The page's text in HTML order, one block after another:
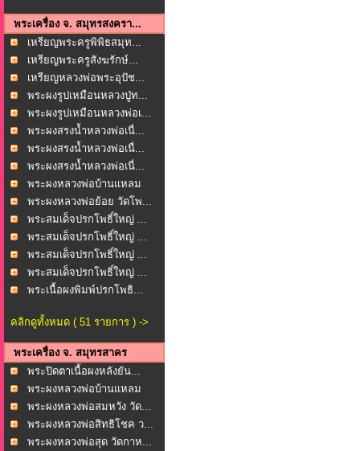
พระเครื่อง จ. สมุทรสงครา...
เหรียญพระครูพิพิธสมุท...
เหรียญพระครูสังฆรักษ์...
เหรียญหลวงพ่อพระอุปัช...
พระผงรูปเหมือนหลวงปู่ท...
พระผงรูปเหมือนหลวงพ่อเ...
พระผงสรงน้ำหลวงพ่อเนื่...
พระผงสรงน้ำหลวงพ่อเนื่...
พระผงสรงน้ำหลวงพ่อเนื่...
พระผงหลวงพ่อบ้านแหลม
ห...
พระผงหลวงพ่อย้อย วัดโพ...
พระสมเด็จปรกโพธิ์ใหญ่ ...
พระสมเด็จปรกโพธิ์ใหญ่ ...
พระสมเด็จปรกโพธิ์ใหญ่ ...
พระสมเด็จปรกโพธิ์ใหญ่ ...
พระเนื้อผงพิมพ์ปรกโพธิ...
คลิกดูทั้งหมด ( 51 รายการ ) ->
พระเครื่อง จ. สมุทรสาคร
พระปิดตาเนื้อผงหลังยัน...
พระผงหลวงพ่อบ้านแหลม
ว...
พระผงหลวงพ่อสมหวัง วัด...
พระผงหลวงพ่อสิทธิโชค ว...
พระผงหลวงพ่อสุด วัดกาห...